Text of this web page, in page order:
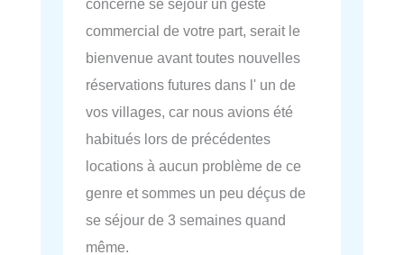
concerne se séjour un geste
commercial de votre part, serait le
bienvenue avant toutes nouvelles
réservations futures dans l' un de
vos villages, car nous avions été
habitués lors de précédentes
locations à aucun problème de ce
genre et sommes un peu déçus de
se séjour de 3 semaines quand
même.